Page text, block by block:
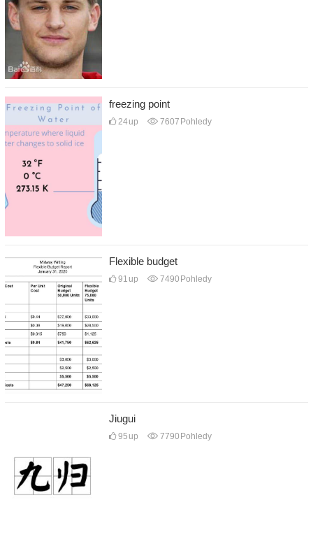
freezing point
24up 7607 Pohledy
Flexible budget
91 up 7490 Pohledy
Jiugui
95 up 7790 Pohledy